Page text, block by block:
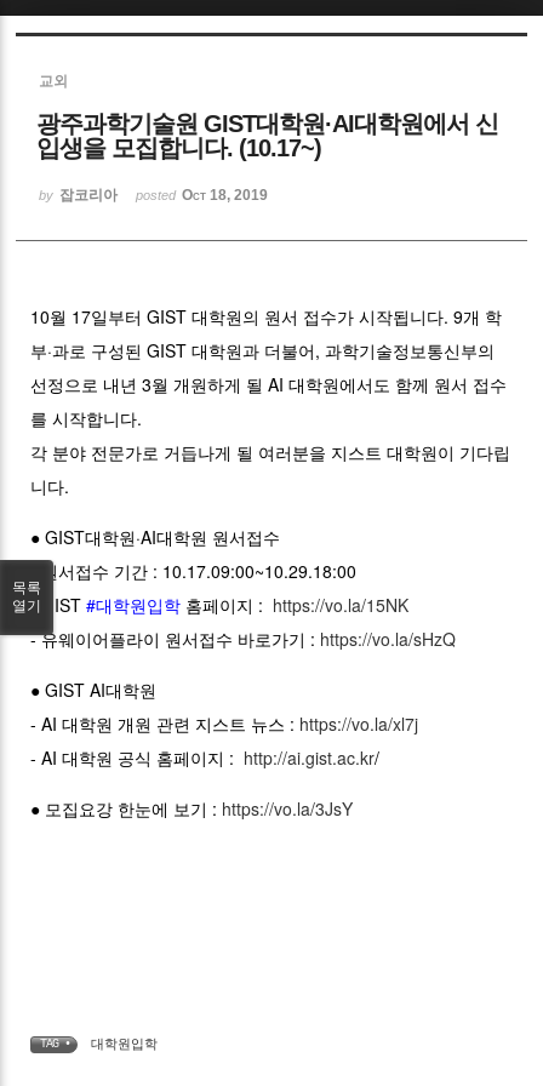
교외
광주과학기술원 GIST대학원·AI대학원에서 신
입생을 모집합니다. (10.17~)
by 잡코리아 posted Oct 18, 2019
10월 17일부터 GIST 대학원의 원서 접수가 시작됩니다. 9개 학
부·과로 구성된 GIST 대학원과 더불어, 과학기술정보통신부의
선정으로 내년 3월 개원하게 될 AI 대학원에서도 함께 원서 접수
를 시작합니다.
각 분야 전문가로 거듭나게 될 여러분을 지스트 대학원이 기다립
니다.
● GIST대학원·AI대학원 원서접수
- 원서접수 기간 : 10.17.09:00~10.29.18:00
- GIST#대학원입학 홈페이지 : https://vo.la/15NK
- 유웨이어플라이 원서접수 바로가기 : https://vo.la/sHzQ
● GIST AI대학원
- AI 대학원 개원 관련 지스트 뉴스 : https://vo.la/xl7j
- AI 대학원 공식 홈페이지 : http://ai.gist.ac.kr/
● 모집요강 한눈에 보기 : https://vo.la/3JsY
TAG • 대학원입학
목록
열기
Sketchbook5, 스케치북5
Sketchbook5, 스케치북5